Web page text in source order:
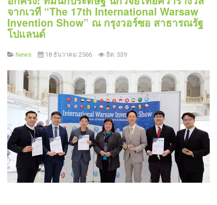
จากเวที “The 17th International Warsaw
Invention Show” ณ กรุงวอร์ซอ สาธารณรัฐ
โปแลนด์
News 18 ธันวาคม 2566 ฮิต: 539